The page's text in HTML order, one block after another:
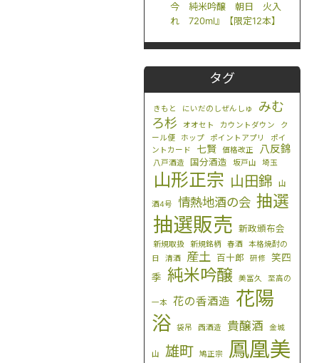
今 純米吟醸 朝日 火入
れ 720ml』【限定12本】
タグ
きもと にいだのしぜんしゅ
みむ
ろ杉
オオセト カウントダウン
ク
ール便
ホップ ポイントアプリ
ポイ
ントカード
七賢 価格改正 八反錦
八戸酒造 国分酒造 坂戸山 埼玉
山形正宗 山田錦 山
酒4号 情熱地酒の会 抽選
抽選販売 新政頒布会
新規取扱 新規銘柄 春酒
本格焼酎の
日
清酒 産土 百十郎 研修
笑四
季 純米吟醸 美冨久 至高の
一本 花の香酒造 花陽
浴
袋吊 西酒造 貴醸酒 金城
山 雄町 鳩正宗
鳳凰美